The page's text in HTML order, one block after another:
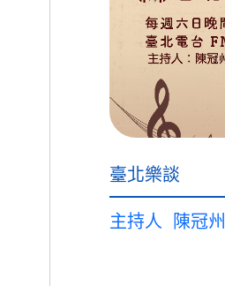
臺北樂談
主持人 陳冠州